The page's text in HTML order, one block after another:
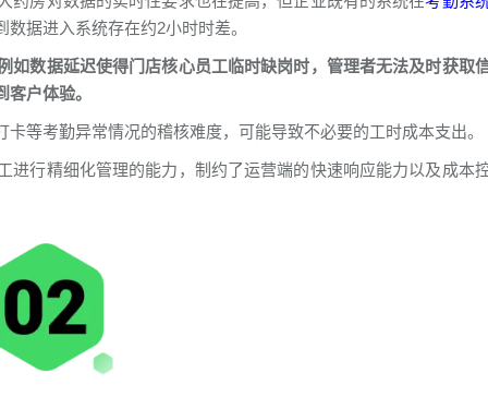
据进入系统存在约2小时时差。
数据延迟使得门店核心员工临时缺岗时，管理者无法及时获取
户体验。
等考勤异常情况的稽核难度，可能导致不必要的工时成本支出。
行精细化管理的能力，制约了运营端的快速响应能力以及成本